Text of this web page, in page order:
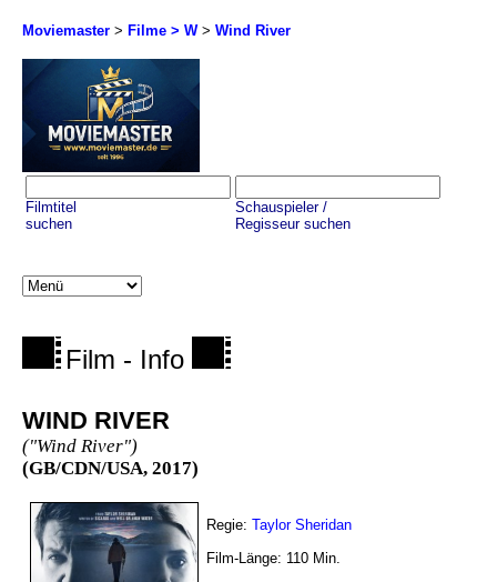
Moviemaster > Filme > W> Wind River
Filmtitel
suchen
Schauspieler /
Regisseur suchen
Film - Info
WIND RIVER
("Wind River")
(GB/CDN/USA, 2017)
Regie: Taylor Sheridan
Film-Länge: 110 Min.